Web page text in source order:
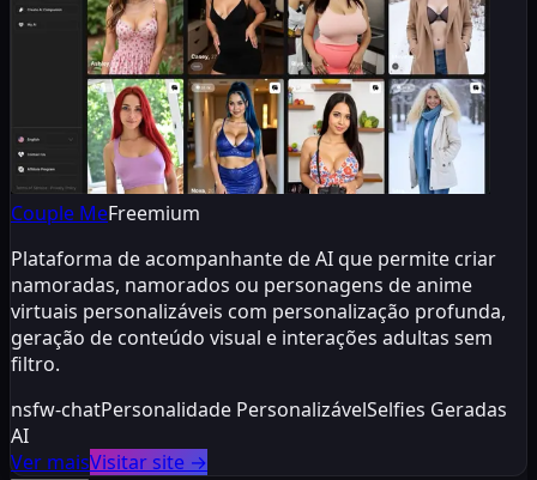
Couple MeFreemium
Plataforma de acompanhante de AI que permite criar
namoradas, namorados ou personagens de anime
virtuais personalizáveis com personalização profunda,
geração de conteúdo visual e interações adultas sem
filtro.
nsfw-chatPersonalidade PersonalizávelSelfies Geradas
AI
Ver maisVisitar site →